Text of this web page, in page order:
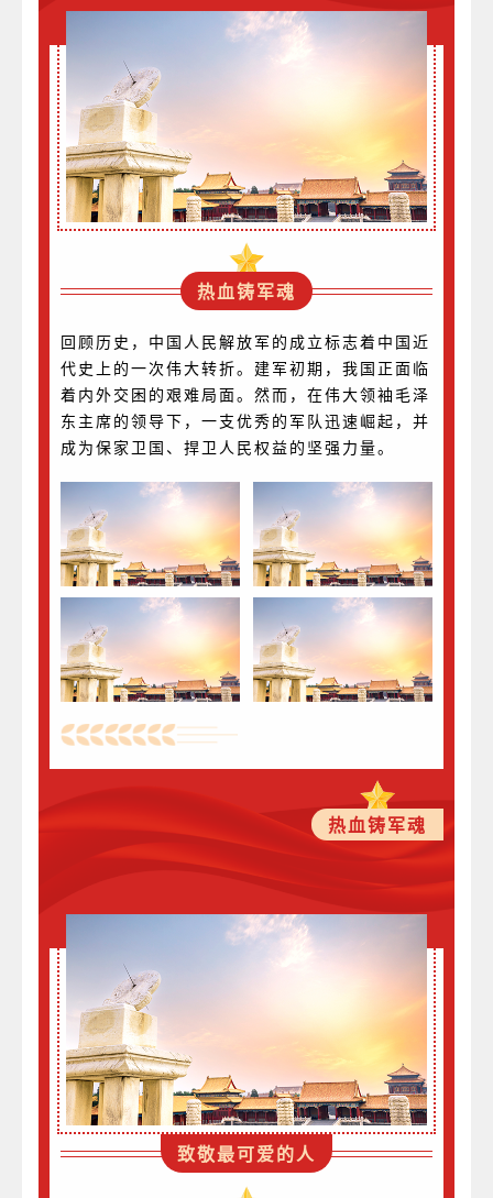
热血铸军魂
回顾历史，中国人民解放军的成立标志着中国近
代史上的一次伟大转折。建军初期，我国正面临
着内外交困的艰难局面。然而，在伟大领袖毛泽
东主席的领导下，一支优秀的军队迅速崛起，并
成为保家卫国、捍卫人民权益的坚强力量。
热血铸军魂
致敬最可爱的人